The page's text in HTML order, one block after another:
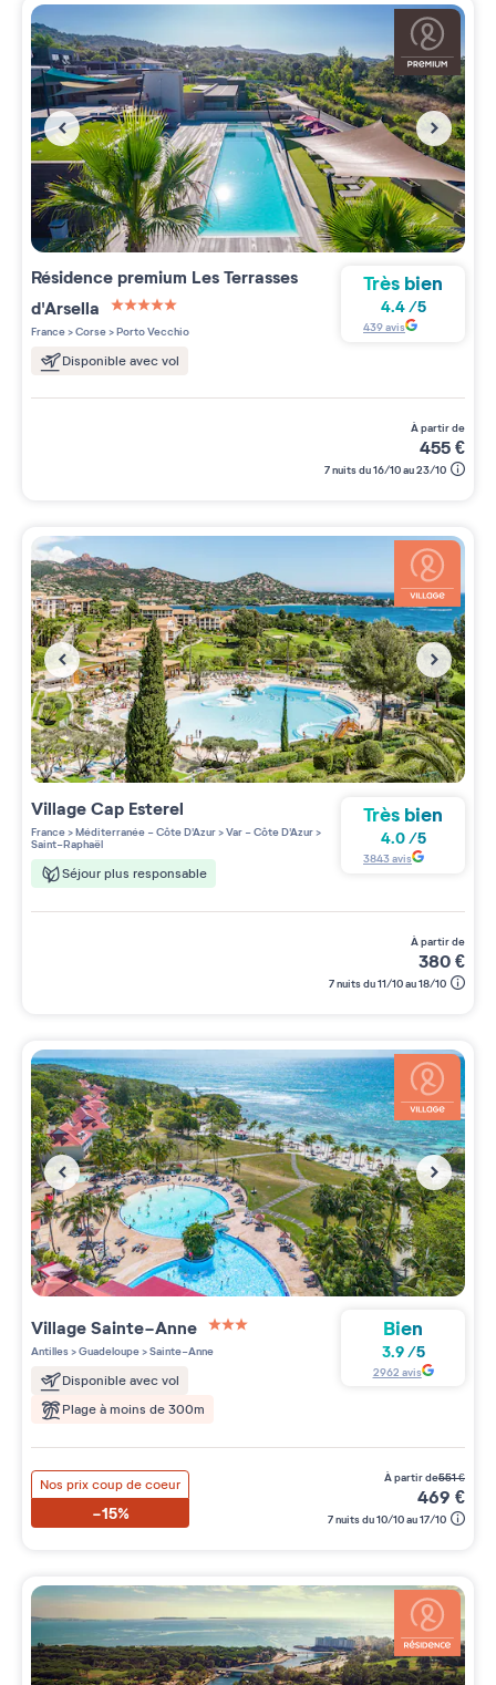
Résidence premium Les Terrasses
d'Arsella
5 étoiles sur 5
France>Corse>Porto Vecchio
Disponible avec vol
Très bien
4.4/5
439avis
à partir de
455€
7 nuits du 16/10 au 23/10
VillageCap Esterel
France>Méditerranée - Côte D'Azur>Var - Côte D'Azur>
Saint-Raphaël
Séjour plus responsable
Très bien
4.0/5
3843avis
à partir de
380€
7 nuits du 11/10 au 18/10
VillageSainte-Anne
3 étoiles sur 5
Antilles>Guadeloupe>Sainte-Anne
Disponible avec vol
Plage à moins de 300m
Bien
3.9 /5
2962 avis
Nos prix coup de coeur
-15%
à partir de551€
469 €
7 nuits du 10/10 au 17/10